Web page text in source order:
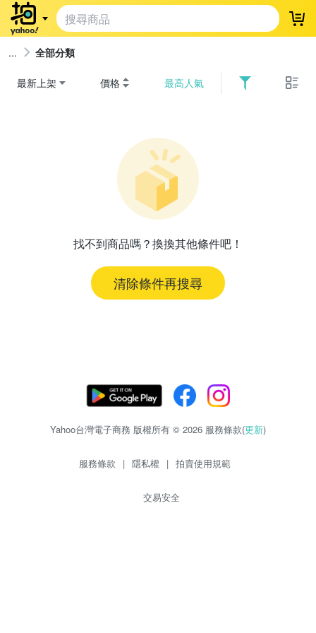
登
全部分類
最新上架 價格 最高人氣
找不到商品嗎？換換其他條件吧！
清除條件再搜尋
Yahoo台灣電子商務 版權所有 © 2026 服務條款(更新)
服務條款 | 隱私權 | 拍賣使用規範
交易安全